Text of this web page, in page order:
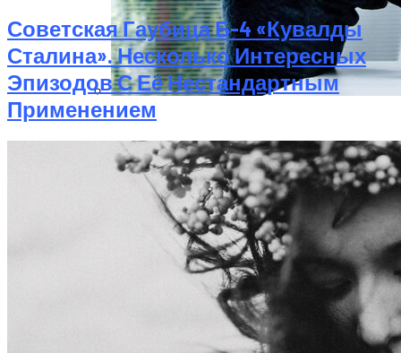
Трудно Распознать Манипулятора,
Особенно Когда Вас Любили
Советская Гаубица Б-4 «Кувалды
Сталина». Несколько Интересных
Эпизодов С Её Нестандартным
Применением